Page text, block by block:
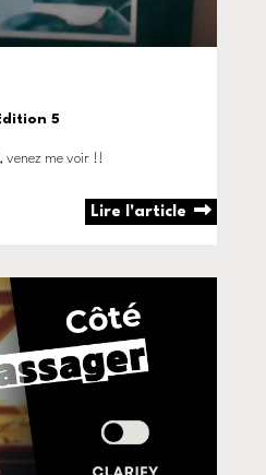
5
venez me voir !!
Lire l'article